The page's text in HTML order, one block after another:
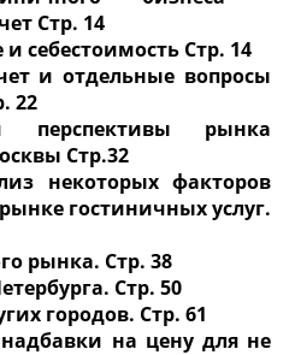
Стр. 14
себестоимость Стр. 14
и отдельные вопросы
22
рынка
Стр.32
некоторых факторов
гостиничных услуг.
рынка. Стр. 38
Стр. 50
городов. Стр. 61
на цену для не